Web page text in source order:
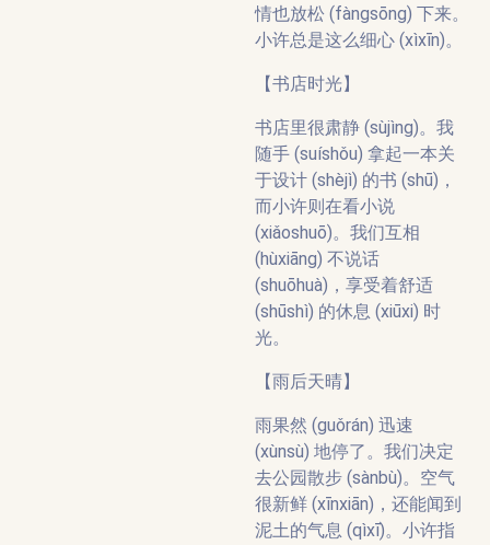
情也放松 (fàngsōng) 下来。
小许总是这么细心 (xìxīn)。
【书店时光】
书店里很肃静 (sùjìng)。我
随手 (suíshǒu) 拿起一本关
于设计 (shèjì) 的书 (shū)，
而小许则在看小说
(xiǎoshuō)。我们互相
(hùxiāng) 不说话
(shuōhuà)，享受着舒适
(shūshì) 的休息 (xiūxi) 时
光。
【雨后天晴】
雨果然 (guǒrán) 迅速
(xùnsù) 地停了。我们决定
去公园散步 (sànbù)。空气
很新鲜 (xīnxiān)，还能闻到
泥土的气息 (qìxī)。小许指